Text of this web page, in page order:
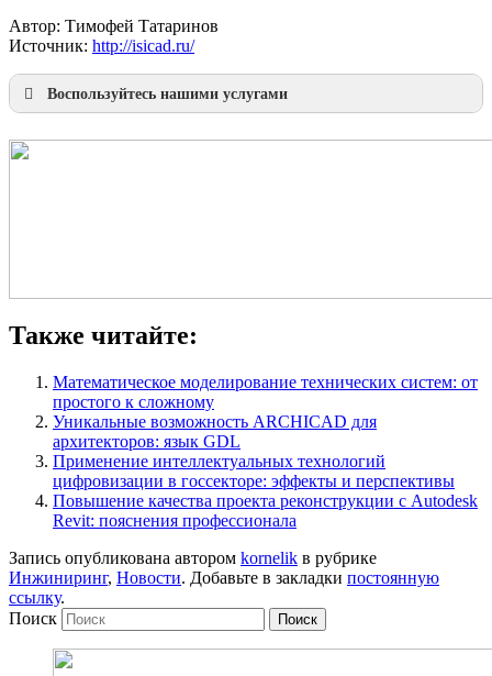
Автор: Тимофей Татаринов
Источник: http://isicad.ru/
Воспользуйтесь нашими услугами
Презентации по направлениям
Также читайте:
Математическое моделирование технических систем: от
простого к сложному
Уникальные возможность ARCHICAD для
архитекторов: язык GDL
Применение интеллектуальных технологий
цифровизации в госсекторе: эффекты и перспективы
Повышение качества проекта реконструкции с Autodesk
Revit: пояснения профессионала
Запись опубликована автором kornelik в рубрике
Инжиниринг, Новости. Добавьте в закладки постоянную
ссылку.
Поиск